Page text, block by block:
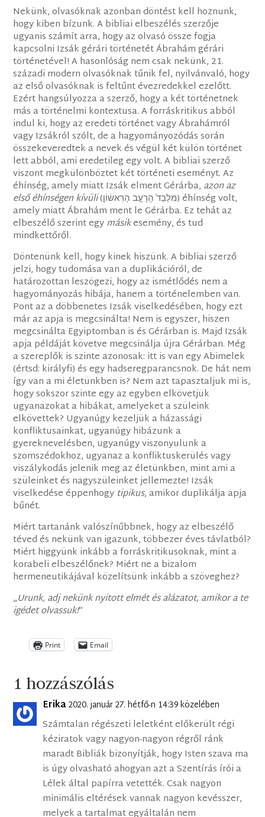
Nekünk, olvasóknak azonban döntést kell hoznunk,
hogy kiben bízunk. A bibliai elbeszélés szerzője
ugyanis számít arra, hogy az olvasó össze fogja
kapcsolni Izsák gérári történetét Ábrahám gérári
történetével! A hasonlóság nem csak nekünk, 21.
századi modern olvasóknak tűnik fel, nyilvánvaló, hogy
az első olvasóknak is feltűnt évezredekkel ezelőtt.
Ezért hangsúlyozza a szerző, hogy a két történetnek
más a történelmi kontextusa. A forráskritikus abból
indul ki, hogy az eredeti történet vagy Ábrahámról
vagy Izsákról szólt, de a hagyományozódás során
összekeveredtek a nevek és végül két külön történet
lett abból, ami eredetileg egy volt. A bibliai szerző
viszont megkülönböztet két történeti eseményt. Az
éhínség, amely miatt Izsák elment Gérárba, azon az
első éhínségen kívüli(מִלְּבַד֙ הָרָעָ֣ב הָרִאשׁ֔וֹן) éhínség volt,
amely miatt Ábrahám ment le Gérárba. Ez tehát az
elbeszélő szerint egymásikesemény, és tud
mindkettőről.
Döntenünk kell, hogy kinek hiszünk. A bibliai szerző
jelzi, hogy tudomása van a duplikációról, de
határozottan leszögezi, hogy az ismétlődés nem a
hagyományozás hibája, hanem a történelemben van.
Pont az a döbbenetes Izsák viselkedésében, hogy ezt
már az apja is megcsinálta! Nem is egyszer, hiszen
megcsinálta Egyiptomban is és Gérárban is. Majd Izsák
apja példáját követve megcsinálja újra Gérárban. Még
a szereplők is szinte azonosak: itt is van egy Abimelek
(értsd: királyfi) és egy hadseregparancsnok. De hát nem
így van a mi életünkben is? Nem azt tapasztaljuk mi is,
hogy sokszor szinte egy az egyben elkövetjük
ugyanazokat a hibákat, amelyeket a szüleink
elkövettek? Ugyanúgy kezeljük a házassági
konfliktusainkat, ugyanúgy hibázunk a
gyereknevelésben, ugyanúgy viszonyulunk a
szomszédokhoz, ugyanaz a konfliktuskerülés vagy
viszálykodás jelenik meg az életünkben, mint ami a
szüleinket és nagyszüleinket jellemezte! Izsák
viselkedése éppenhogy tipikus, amikor duplikálja apja
bűnét.
Miért tartanánk valószínűbbnek, hogy az elbeszélő
téved és nekünk van igazunk, többezer éves távlatból?
Miért higgyünk inkább a forráskritikusoknak, mint a
korabeli elbeszélőnek? Miért ne a bizalom
hermeneutikájával közelítsünk inkább a szöveghez?
„Urunk, adj nekünk nyitott elmét és alázatot, amikor a te
igédet olvassuk!”
Print Email
1 hozzászólás
Erika2020. január 27. hétfő-n 14:39 közelében
Számtalan régészeti leletként előkerült régi
kéziratok vagy nagyon-nagyon régről ránk
maradt Bibliák bizonyítják, hogy Isten szava ma
is úgy olvasható ahogyan azt a Szentírás írói a
Lélek által papírra vetették. Csak nagyon
minimális eltérések vannak nagyon kevésszer,